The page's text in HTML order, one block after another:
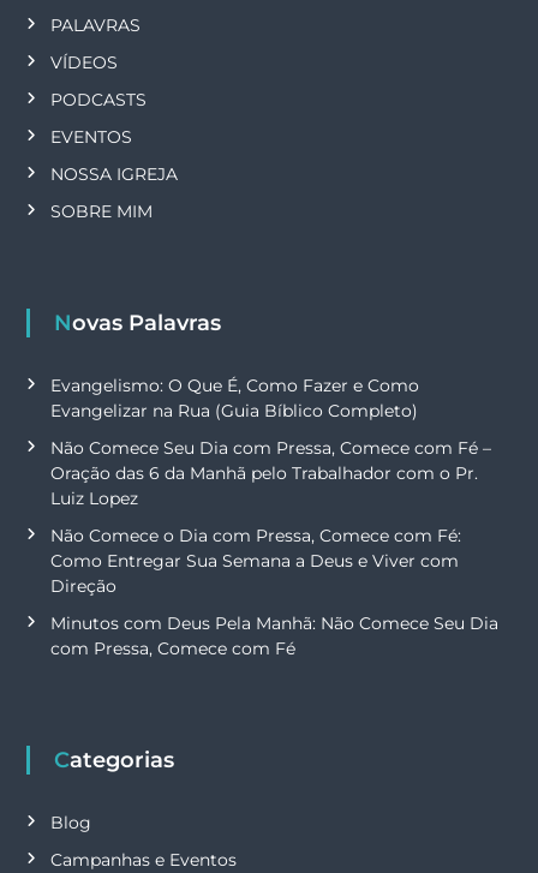
PALAVRAS
VÍDEOS
PODCASTS
EVENTOS
NOSSA IGREJA
SOBRE MIM
Novas Palavras
Evangelismo: O Que É, Como Fazer e Como
Evangelizar na Rua (Guia Bíblico Completo)
Não Comece Seu Dia com Pressa, Comece com Fé –
Oração das 6 da Manhã pelo Trabalhador com o Pr.
Luiz Lopez
Não Comece o Dia com Pressa, Comece com Fé:
Como Entregar Sua Semana a Deus e Viver com
Direção
Minutos com Deus Pela Manhã: Não Comece Seu Dia
com Pressa, Comece com Fé
Categorias
Blog
Campanhas e Eventos